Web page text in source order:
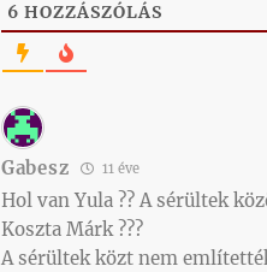
6 HOZZÁSZÓLÁS
Gabesz 11 éve
Hol van Yula ?? A sérültek
Koszta Márk ???
A sérültek közt nem